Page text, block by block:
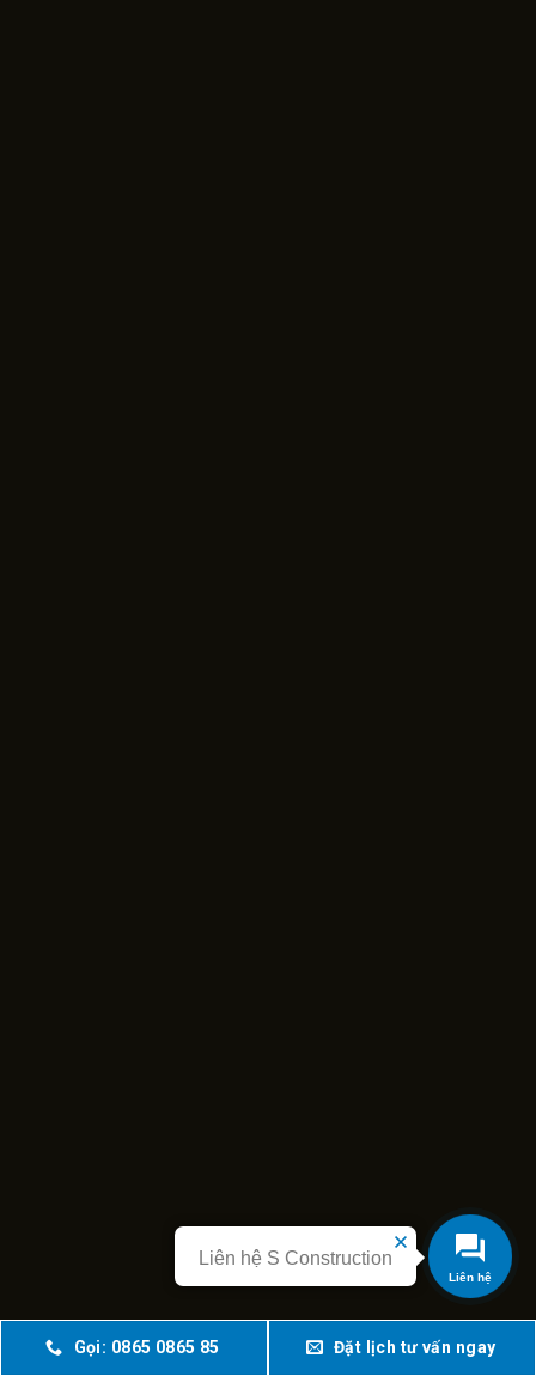
Liên hệ S Construction
Gọi: 0865 0865 85 Đặt lịch tư vấn ngay